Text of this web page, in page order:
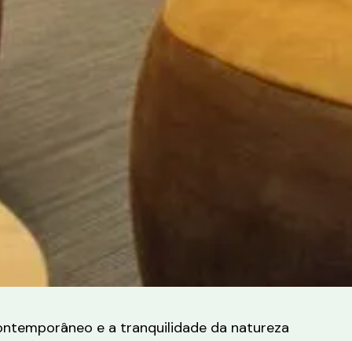
e a tranquilidade da natureza